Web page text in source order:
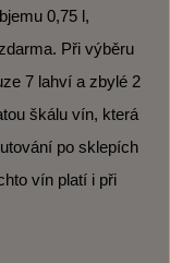
0,75 l,
Při výběru
7 lahví a zbylé 2
škálu vín, která
po sklepích
vín platí i při